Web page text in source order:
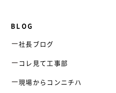
BLOG
社長ブログ
コレ見て工事部
現場からコンニチハ